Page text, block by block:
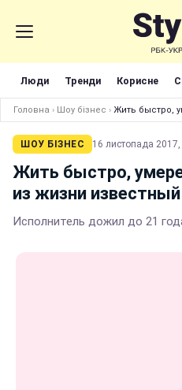
Люди Тренди Корисне
Головна › Шоу бізнес › Жить быстро,
ШОУ БІЗНЕС 16 листопада
Жить быстро,
из жизни
Исполнитель дожил до 21